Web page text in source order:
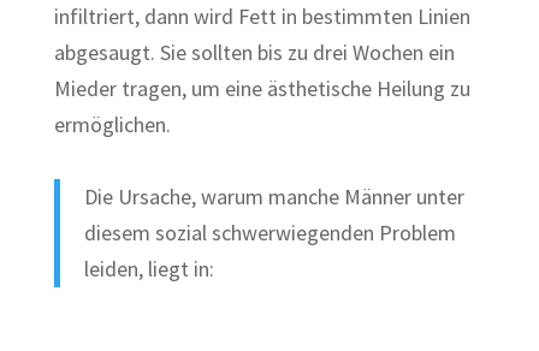
infiltriert, dann wird Fett in bestimmten Linien
abgesaugt. Sie sollten bis zu drei Wochen ein
Mieder tragen, um eine ästhetische Heilung zu
ermöglichen.
Die Ursache, warum manche Männer unter
diesem sozial schwerwiegenden Problem
leiden, liegt in: